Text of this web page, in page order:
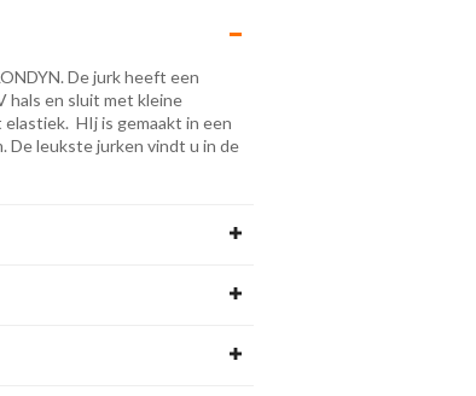
De jurk heeft een
hals en sluit met kleine
HIj is gemaakt in een
De leukste jurken vindt u in de